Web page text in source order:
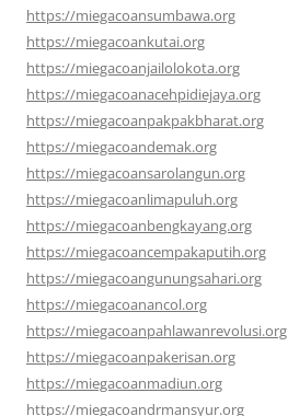
https://miegacoansumbawa.org
https://miegacoankutai.org
https://miegacoanjailolokota.org
https://miegacoanacehpidiejaya.org
https://miegacoanpakpakbharat.org
https://miegacoandemak.org
https://miegacoansarolangun.org
https://miegacoanlimapuluh.org
https://miegacoanbengkayang.org
https://miegacoancempakaputih.org
https://miegacoangunungsahari.org
https://miegacoanancol.org
https://miegacoanpahlawanrevolusi.org
https://miegacoanpakerisan.org
https://miegacoanmadiun.org
https://miegacoandrmansyur.org